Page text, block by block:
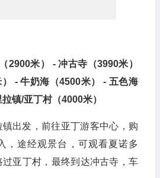
2900米） - 冲古寺（3990米）
- 牛奶海（4500米） - 五色海
镇/亚丁村（4000米）
出发，前往亚丁游客中心，购
，途经观景台，可观看夏诺多
亚丁村，最终到达冲古寺，车